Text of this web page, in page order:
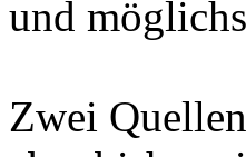
und
Zwei